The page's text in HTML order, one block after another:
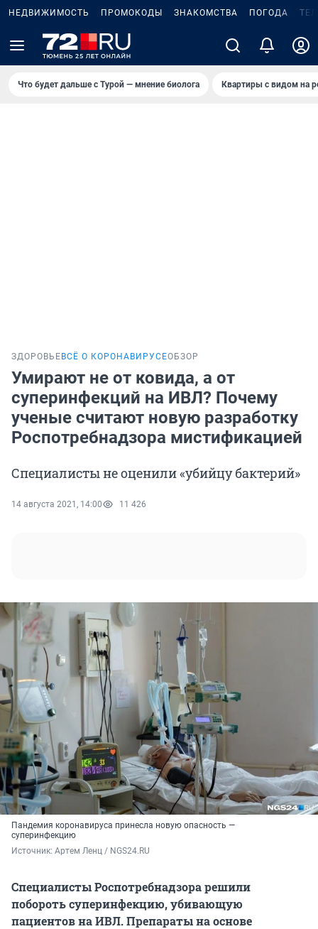
НЕДВИЖИМОСТЬ ПРОМОКОДЫ ЗНАКОМСТВА ПОГОДА
Что будет дальше с Турой — мнение биолога Квартиры с видом на
ЗДОРОВЬЕ ВСЁ О КОРОНАВИРУСЕОБЗОР
Умирают не от ковида, а от
суперинфекций на ИВЛ? Почему
ученые считают новую разработку
Роспотребнадзора мистификацией
Специалисты не оценили «убийцу бактерий»
14 августа 2021, 14:00 11 426
Пандемия коронавируса принесла новую опасность —
суперинфекцию
Источник: Артем Ленц / NGS24.RU
Специалисты Роспотребнадзора решили
побороть суперинфекцию, убивающую
пациентов на ИВЛ. Препараты на основе